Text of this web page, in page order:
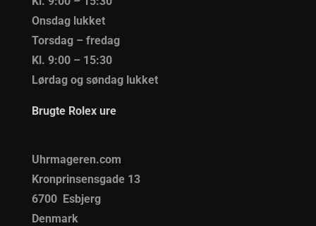
Onsdag lukket
Torsdag – fredag
Kl. 9:00 – 15:30
Lørdag og søndag lukket
Brugte Rolex ure
Uhrmageren.com
Kronprinsensgade 13
6700 Esbjerg
Denmark